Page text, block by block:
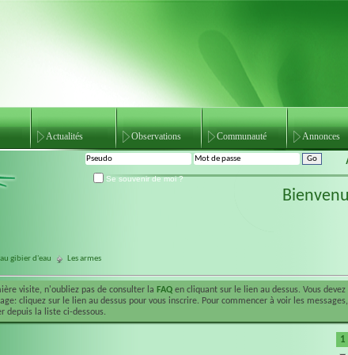
Actualités Observations Communauté Annonces
Se souvenir de moi ?
au gibier d'eau Les armes
visite, n'oubliez pas de consulter la FAQ en cliquant sur le lien au dessus. Vous
cliquez sur le lien au dessus pour vous inscrire. Pour commencer à voir les
depuis la liste ci-dessous.
1